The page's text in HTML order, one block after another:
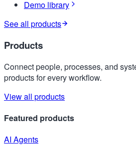
Demo library
See all products
Products
Connect people, processes, and
products for every workflow.
View all products
Featured products
AI Agents